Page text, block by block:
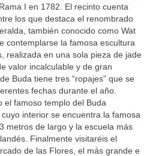
I en 1782. El recinto cuenta
los que destaca el renombrado
también conocido como Wat
contemplarse la famosa escultura
realizada en una sola pieza de jade
valor incalculable y de gran
Buda tiene tres “ropajes” que se
fechas durante el año.
el famoso templo del Buda
interior se encuentra la famosa
metros de largo y la escuela más
Finalmente visitaréis el
de las Flores, el más grande e